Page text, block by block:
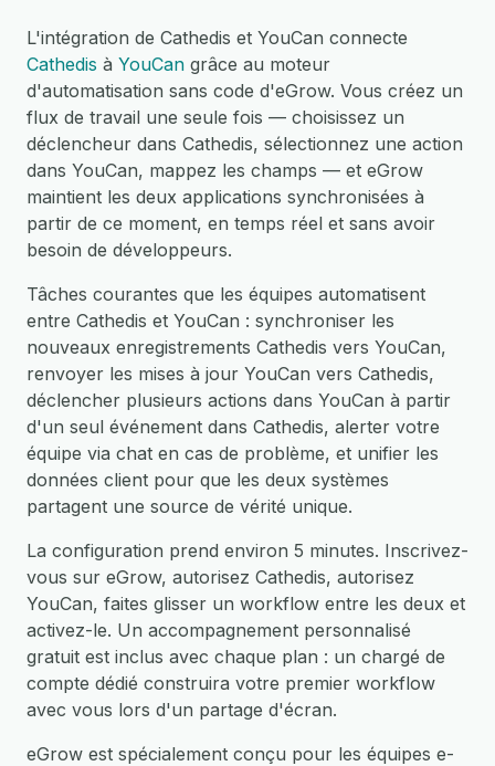
L'intégration de Cathedis et YouCan connecte
Cathedis à YouCan grâce au moteur
d'automatisation sans code d'eGrow. Vous créez un
flux de travail une seule fois — choisissez un
déclencheur dans Cathedis, sélectionnez une action
dans YouCan, mappez les champs — et eGrow
maintient les deux applications synchronisées à
partir de ce moment, en temps réel et sans avoir
besoin de développeurs.
Tâches courantes que les équipes automatisent
entre Cathedis et YouCan : synchroniser les
nouveaux enregistrements Cathedis vers YouCan,
renvoyer les mises à jour YouCan vers Cathedis,
déclencher plusieurs actions dans YouCan à partir
d'un seul événement dans Cathedis, alerter votre
équipe via chat en cas de problème, et unifier les
données client pour que les deux systèmes
partagent une source de vérité unique.
La configuration prend environ 5 minutes. Inscrivez-
vous sur eGrow, autorisez Cathedis, autorisez
YouCan, faites glisser un workflow entre les deux et
activez-le. Un accompagnement personnalisé
gratuit est inclus avec chaque plan : un chargé de
compte dédié construira votre premier workflow
avec vous lors d'un partage d'écran.
eGrow est spécialement conçu pour les équipes e-